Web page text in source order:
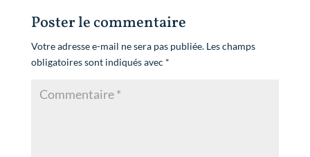
Poster le commentaire
Votre adresse e-mail ne sera pas publiée. Les champs
obligatoires sont indiqués avec *